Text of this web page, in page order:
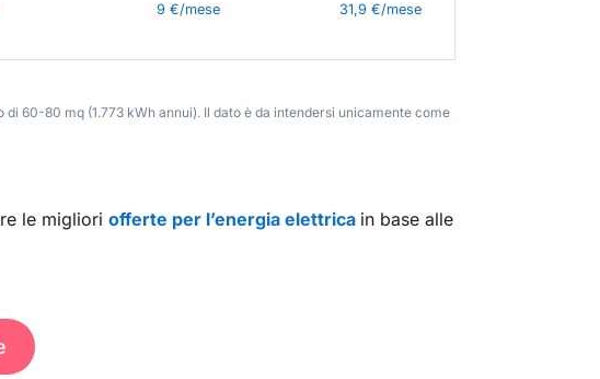
9 €/mese 31,9 €/mese
60-80 mq (1.773 kWh annui). Il dato è da intendersi unicamente come
le migliori offerte per l’energia elettrica in base alle